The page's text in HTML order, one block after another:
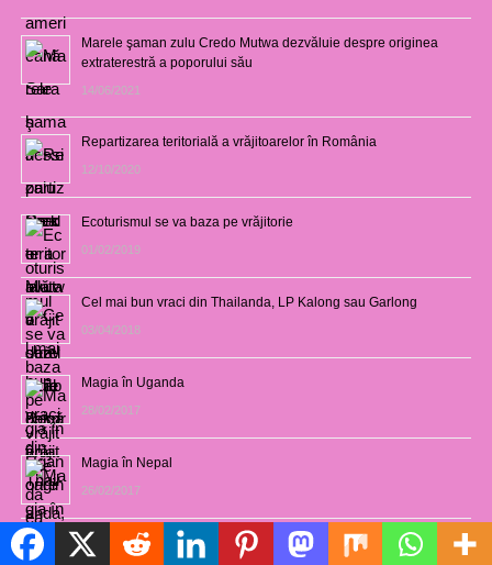
Marele şaman zulu Credo Mutwa dezvăluie despre originea
extraterestră a poporului său
14/06/2021
Repartizarea teritorială a vrăjitoarelor în România
12/10/2020
Ecoturismul se va baza pe vrăjitorie
01/02/2019
Cel mai bun vraci din Thailanda, LP Kalong sau Garlong
03/04/2018
Magia în Uganda
28/02/2017
Magia în Nepal
26/02/2017
Magia în India Politică de cookie-uri